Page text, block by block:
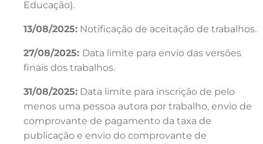
Educação).
13/08/2025: Notificação de aceitação de trabalhos.
27/08/2025: Data limite para envio das versões
finais dos trabalhos.
31/08/2025: Data limite para inscrição de pelo
menos uma pessoa autora por trabalho, envio de
comprovante de pagamento da taxa de
publicação e envio do comprovante de